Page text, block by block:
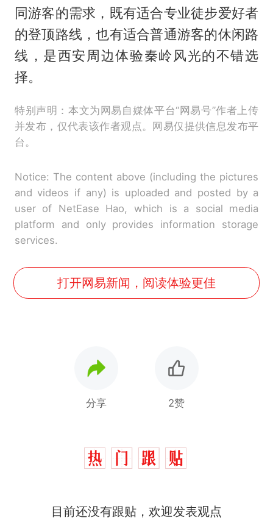
同游客的需求，既有适合专业徒步爱好者
的登顶路线，也有适合普通游客的休闲路
线，是西安周边体验秦岭风光的不错选
择。
特别声明：本文为网易自媒体平台“网易号”作者上传
并发布，仅代表该作者观点。网易仅提供信息发布平
台。
Notice: The content above (including the pictures
and videos if any) is uploaded and posted by a
user of NetEase Hao, which is a social media
platform and only provides information storage
services.
打开网易新闻，阅读体验更佳
分享 2赞
目前还没有跟贴，欢迎发表观点